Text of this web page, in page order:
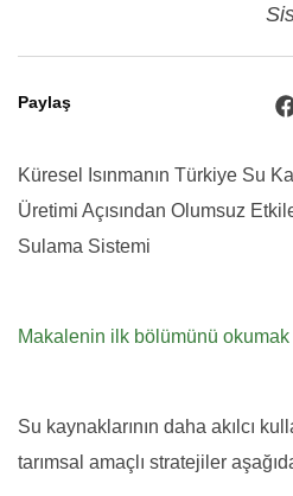
Paylaş
Küresel Isınmanın Türkiye Su
Üretimi Açısından Olumsuz
Sulama Sistemi
Makalenin ilk bölümünü okumak
Su kaynaklarının daha akılcı
tarımsal amaçlı stratejiler